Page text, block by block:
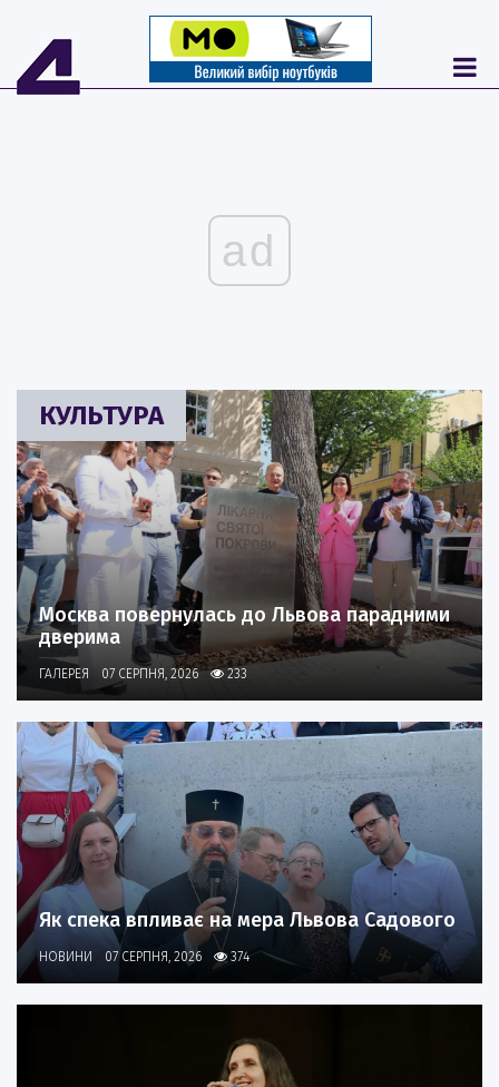
ad
КУЛЬТУРА
Москва повернулась до Львова парадними
дверима
ГАЛЕРЕЯ 07 СЕРПНЯ, 2026 233
Як спека впливає на мера Львова Садового
НОВИНИ 07 СЕРПНЯ, 2026 374